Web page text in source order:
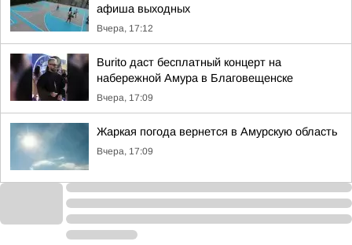
афиша выходных
Вчера, 17:12
Burito даст бесплатный концерт на
набережной Амура в Благовещенске
Вчера, 17:09
Жаркая погода вернется в Амурскую область
Вчера, 17:09